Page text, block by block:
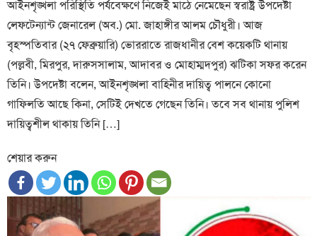
আইনশৃঙ্খলা পরিস্থিতি পর্যবেক্ষণে নিজেই মাঠে নেমেছেন স্বরাষ্ট্র উপদেষ্টা
লেফটেন্যান্ট জেনারেল (অব.) মো. জাহাঙ্গীর আলম চৌধুরী। আজ
বৃহস্পতিবার (২৭ ফেব্রুয়ারি) ভোররাতে রাজধানীর বেশ কয়েকটি থানায়
(পল্লবী, মিরপুর, দারুসসালাম, আদাবর ও মোহাম্মদপুর) ঝটিকা সফর করেন
তিনি। উপদেষ্টা বলেন, আইনশৃঙ্খলা বাহিনীর দায়িত্ব পালনে কোনো
গাফিলতি আছে কিনা, সেটিই দেখতে গেছেন তিনি। তবে সব থানায় পুলিশ
দায়িত্বশীল থাকায় তিনি […]
শেয়ার করুন